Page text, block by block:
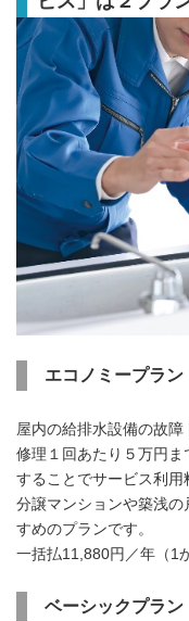
エコノミープラン
屋内の給排水設備の故障
修理１回あたり５万円ま
することでサービス利用
分譲マンションや築浅
すめのプランです。
一括払11,880円／年（1
ベーシックプラン